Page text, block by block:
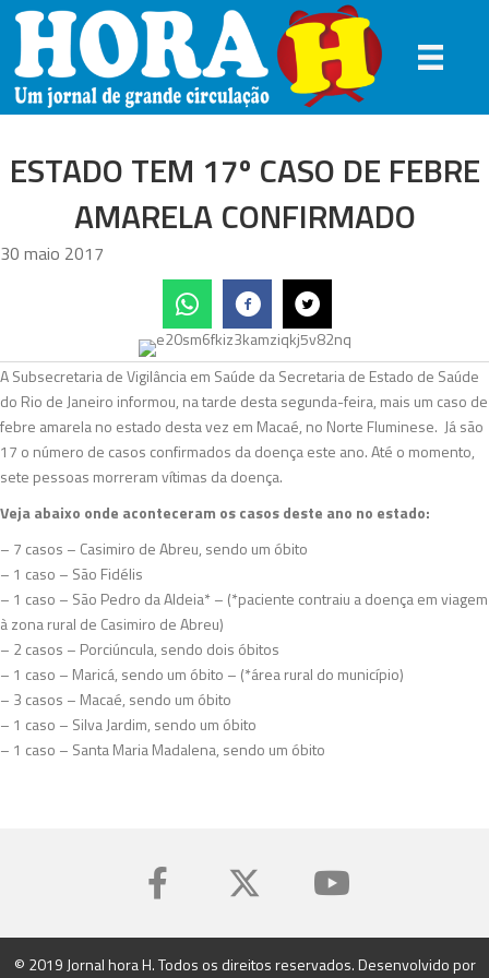
ESTADO TEM 17º CASO DE FEBRE
AMARELA CONFIRMADO
30 maio 2017
A Subsecretaria de Vigilância em Saúde da Secretaria de Estado de Saúde
do Rio de Janeiro informou, na tarde desta segunda-feira, mais um caso de
febre amarela no estado desta vez em Macaé, no Norte Fluminese. Já são
17 o número de casos confirmados da doença este ano. Até o momento,
sete pessoas morreram vítimas da doença.
Veja abaixo onde aconteceram os casos deste ano no estado:
– 7 casos – Casimiro de Abreu, sendo um óbito
– 1 caso – São Fidélis
– 1 caso – São Pedro da Aldeia* – (*paciente contraiu a doença em viagem
à zona rural de Casimiro de Abreu)
– 2 casos – Porciúncula, sendo dois óbitos
– 1 caso – Maricá, sendo um óbito – (*área rural do município)
– 3 casos – Macaé, sendo um óbito
– 1 caso – Silva Jardim, sendo um óbito
– 1 caso – Santa Maria Madalena, sendo um óbito
© 2019 Jornal hora H. Todos os direitos reservados. Desenvolvido por